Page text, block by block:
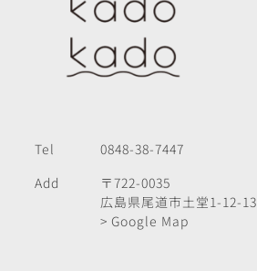
Tel
0848-38-7447
Add
〒722-0035
広島県尾道市土堂1-12-13
> Google Map